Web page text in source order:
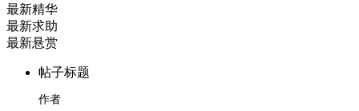
最新精华
最新求助
最新悬赏
帖子标题
作者